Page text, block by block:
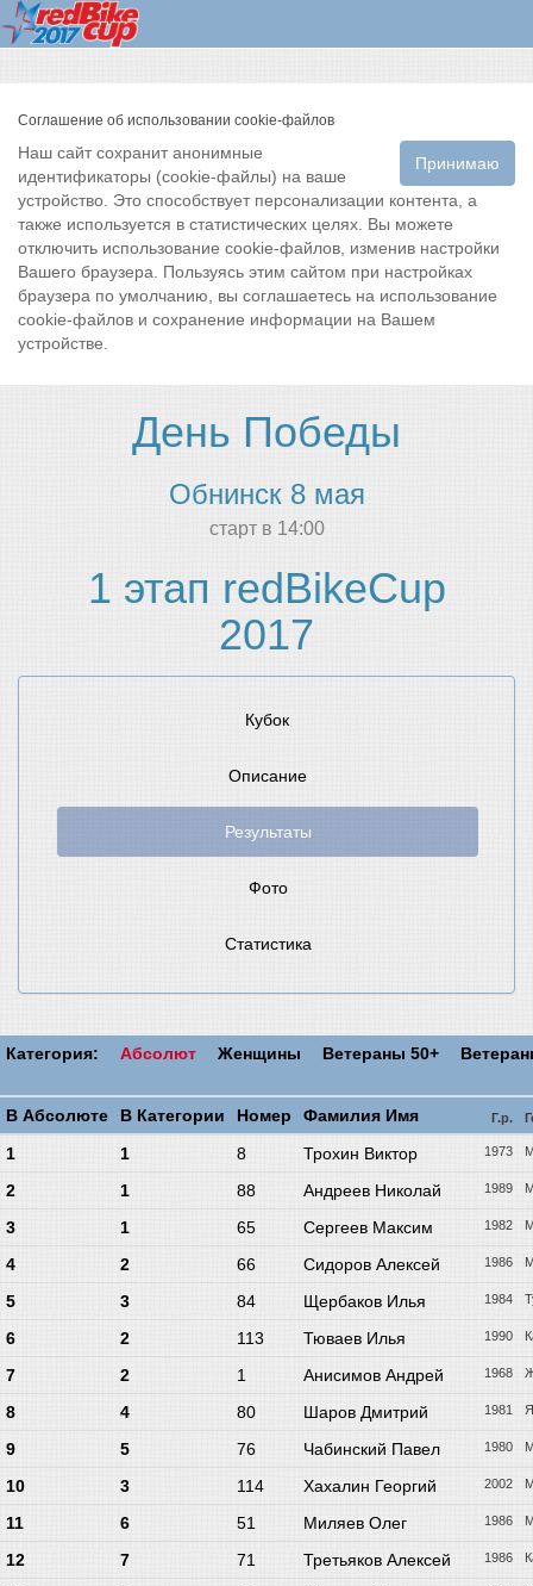
Соглашение об использовании cookie-файлов
Принимаю
Наш сайт сохранит анонимные
идентификаторы (cookie-файлы) на ваше
устройство. Это способствует персонализации контента, а
также используется в статистических целях. Вы можете
отключить использование cookie-файлов, изменив настройки
Вашего браузера. Пользуясь этим сайтом при настройках
браузера по умолчанию, вы соглашаетесь на использование
cookie-файлов и сохранение информации на Вашем
устройстве.
День Победы
Обнинск 8 мая
cтарт в 14:00
1 этап redBikeCup
2017
Кубок
Описание
Результаты
Фото
Статистика
Категория: Абсолют Женщины Ветераны 50+
В Абсолюте В Категории Номер Фамилия Имя Г.р.
1 1 8 Трохин Виктор 1973
2 1 88 Андреев Николай 1989
3 1 65 Сергеев Максим 1982
4 2 66 Сидоров Алексей 1986
5 3 84 Щербаков Илья 1984
6 2 113 Тюваев Илья 1990
7 2 1 Анисимов Андрей 1968
8 4 80 Шаров Дмитрий 1981
9 5 76 Чабинский Павел 1980
10 3 114 Хахалин Георгий 2002
11 6 51 Миляев Олег 1986
12 7 71 Третьяков Алексей 1986